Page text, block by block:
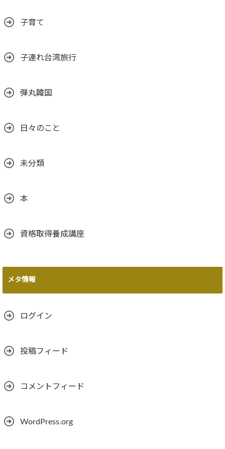
子育て
子連れ台湾旅行
弾丸韓国
日々のこと
未分類
本
資格取得養成講座
メタ情報
ログイン
投稿フィード
コメントフィード
WordPress.org